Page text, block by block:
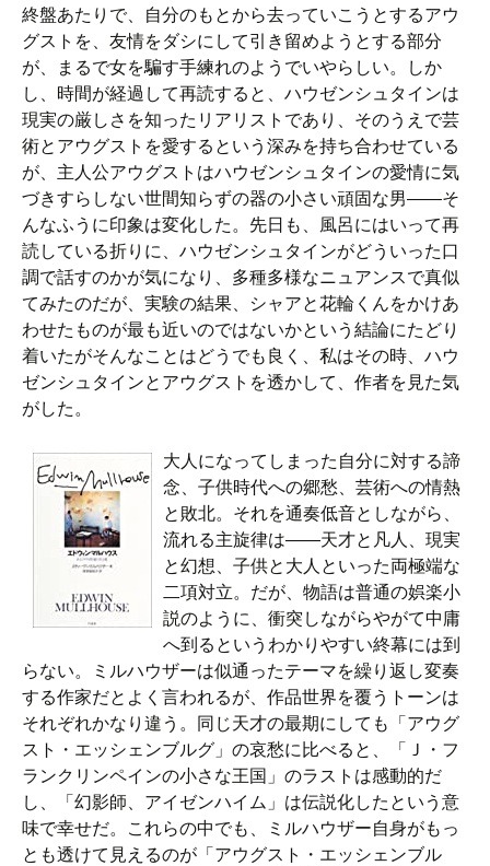
終盤あたりで、自分のもとから去っていこうとするアウ
グストを、友情をダシにして引き留めようとする部分
が、まるで女を騙す手練れのようでいやらしい。しか
し、時間が経過して再読すると、ハウゼンシュタインは
現実の厳しさを知ったリアリストであり、そのうえで芸
術とアウグストを愛するという深みを持ち合わせている
が、主人公アウグストはハウゼンシュタインの愛情に気
づきすらしない世間知らずの器の小さい頑固な男――そ
んなふうに印象は変化した。先日も、風呂にはいって再
読している折りに、ハウゼンシュタインがどういった口
調で話すのかが気になり、多種多様なニュアンスで真似
てみたのだが、実験の結果、シャアと花輪くんをかけあ
わせたものが最も近いのではないかという結論にたどり
着いたがそんなことはどうでも良く、私はその時、ハウ
ゼンシュタインとアウグストを透かして、作者を見た気
がした。
大人になってしまった自分に対する諦
念、子供時代への郷愁、芸術への情熱
と敗北。それを通奏低音としながら、
流れる主旋律は――天才と凡人、現実
と幻想、子供と大人といった両極端な
二項対立。だが、物語は普通の娯楽小
説のように、衝突しながらやがて中庸
へ到るというわかりやすい終幕には到
らない。ミルハウザーは似通ったテーマを繰り返し変奏
する作家だとよく言われるが、作品世界を覆うトーンは
それぞれかなり違う。同じ天才の最期にしても「アウグ
スト・エッシェンブルグ」の哀愁に比べると、「Ｊ・フ
ランクリンペインの小さな王国」のラストは感動的だ
し、「幻影師、アイゼンハイム」は伝説化したという意
味で幸せだ。これらの中でも、ミルハウザー自身がもっ
とも透けて見えるのが「アウグスト・エッシェンブル